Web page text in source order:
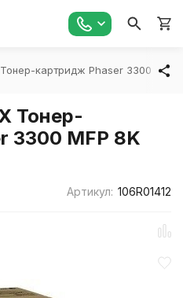
Тонер-картридж Phaser 3300 MFP
Тонер-
3300 MFP 8K
Артикул: 106R01412